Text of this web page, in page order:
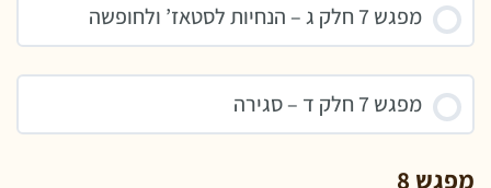
מפגש 7 חלק ג – הנחיות לסטאז’ ולחופשה
מפגש 7 חלק ד – סגירה
מפגש 8